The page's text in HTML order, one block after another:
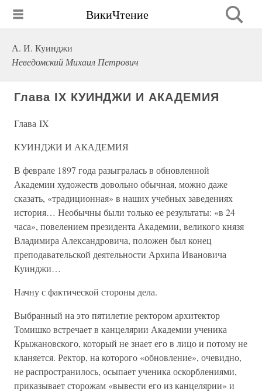
ВикиЧтение
А. И. Куинджи
Неведомский Михаил Петрович
Глава IX КУИНДЖИ И АКАДЕМИЯ
Глава IX
КУИНДЖИ И АКАДЕМИЯ
В феврале 1897 года разыгралась в обновленной
Академии художеств довольно обычная, можно даже
сказать, «традиционная» в наших учебных заведениях
история… Необычны были только ее результаты: «в 24
часа», повелением президента Академии, великого князя
Владимира Александровича, положен был конец
преподавательской деятельности Архипа Ивановича
Куинджи…
Начну с фактической стороны дела.
Выбранный на это пятилетие ректором архитектор
Томишко встречает в канцелярии Академии ученика
Крыжановского, который не знает его в лицо и потому не
кланяется. Ректор, на которого «обновление», очевидно,
не распространилось, осыпает ученика оскорблениями,
приказывает сторожам «вывести его из канцелярии» и